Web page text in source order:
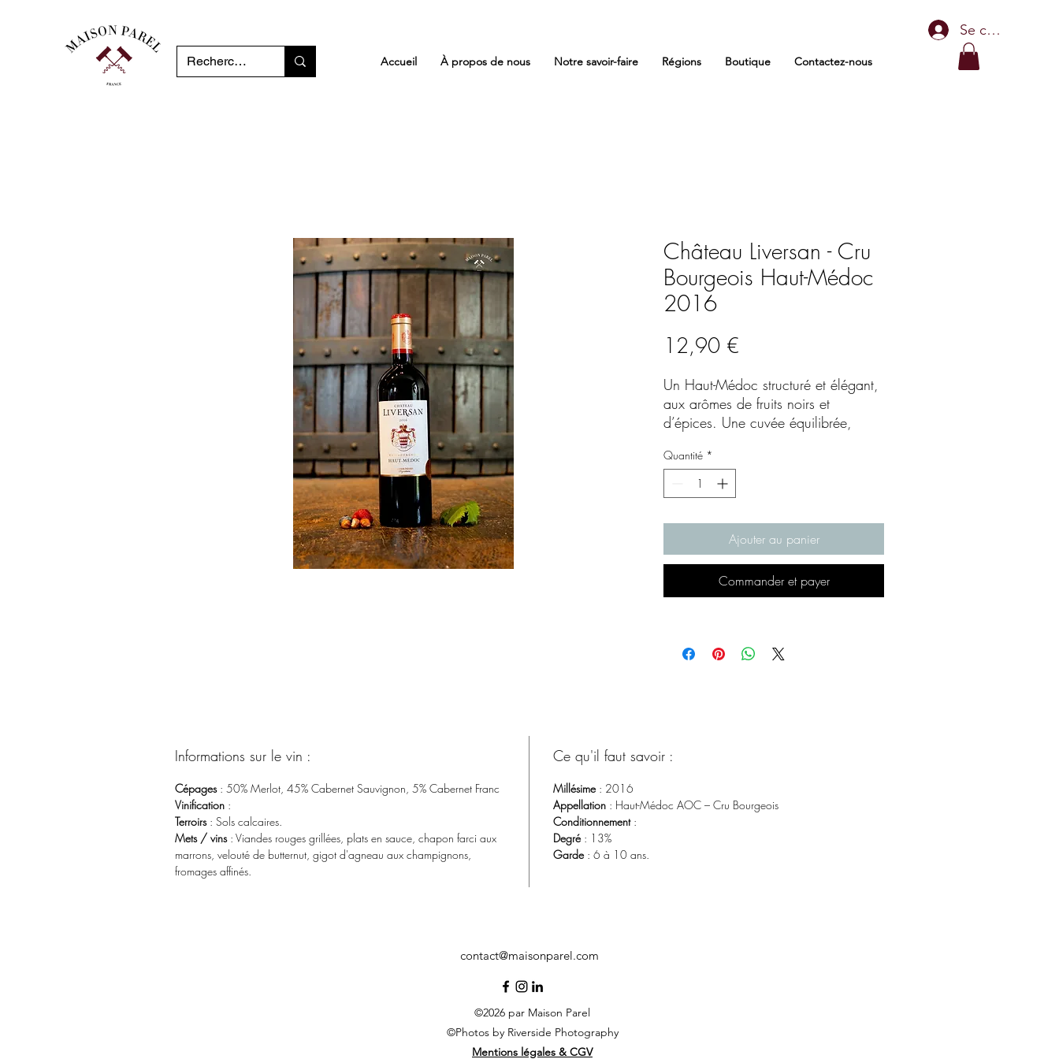
Accueil À propos de nous Notre savoir-faire Régions Boutique Contactez-nous
Se connecter
Château Liversan - Cru
Bourgeois Haut-Médoc
2016
12,90 €
Un Haut-Médoc structuré et élégant,
aux arômes de fruits noirs et
d’épices. Une cuvée équilibrée,
belle longueur en bouche.
Quantité *
Ajouter au panier
Commander et payer
Informations sur le vin :
Cépages: 50% Merlot, 45% Cabernet Sauvignon, 5% Cabernet Franc
Vinification :
Terroirs: Sols calcaires.
Mets / vins: Viandes rouges grillées, plats en sauce, chapon farci aux
marrons, velouté de butternut, gigot d'agneau aux champignons,
fromages affinés.
Ce qu'il faut savoir :
Millésime: 2016
Appellation : Haut-Médoc AOC – Cru Bourgeois
Conditionnement:
Degré: 13%
Garde: 6 à 10 ans.
contact@maisonparel.com
©2026 par Maison Parel
©Photos by Riverside Photography
Mentions légales & CGV